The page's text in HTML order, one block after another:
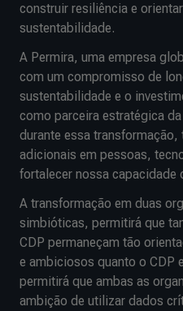
construir resiliência e
sustentabilidade.
A Permira, uma empresa
com um compromisso de
sustentabilidade e o
como parceira estratégica
durante essa
adicionais em pessoas,
fortalecer nossa capacidade
A transformação em duas
simbióticas, permitirá que
CDP permaneçam tão
e ambiciosos quanto o CDP
permitirá que ambas as
ambição de utilizar dados